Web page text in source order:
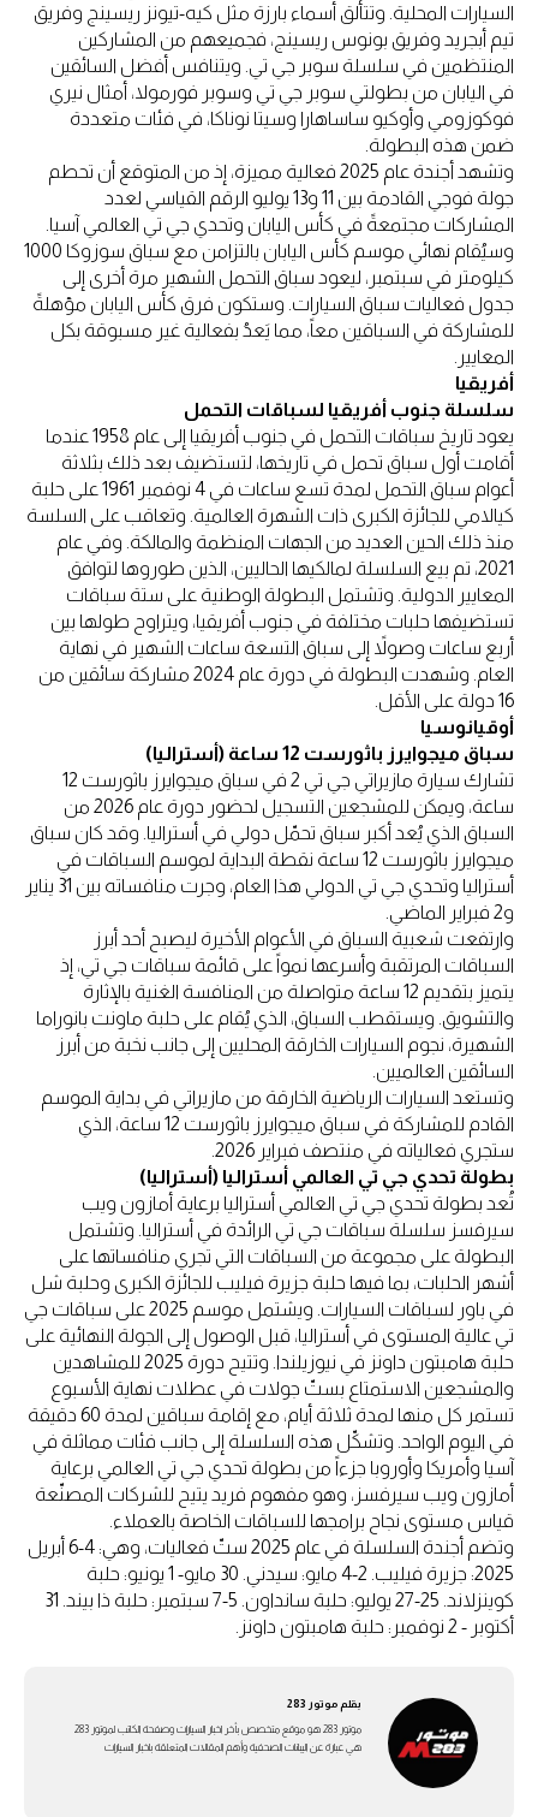
السيارات المحلية. وتتألق أسماء بارزة مثل كيه-تيونز ريسينج وفريق
تيم أبجريد وفريق بونوس ريسينج، فجميعهم من المشاركين
المنتظمين في سلسلة سوبر جي تي. ويتنافس أفضل السائقين
في اليابان من بطولتي سوبر جي تي وسوبر فورمولا، أمثال نيري
فوكوزومي وأوكيو ساساهارا وسيتا نوناكا، في فئات متعددة
ضمن هذه البطولة.
وتشهد أجندة عام 2025 فعالية مميزة، إذ من المتوقع أن تحطم
جولة فوجي القادمة بين 11 و13 يوليو الرقم القياسي لعدد
المشاركات مجتمعةً في كأس اليابان وتحدي جي تي العالمي آسيا.
وسيُقام نهائي موسم كأس اليابان بالتزامن مع سباق سوزوكا 1000
كيلومتر في سبتمبر، ليعود سباق التحمل الشهير مرة أخرى إلى
جدول فعاليات سباق السيارات. وستكون فرق كأس اليابان مؤهلةً
للمشاركة في السباقين معاً، مما يَعدُ بفعالية غير مسبوقة بكل
المعايير.
أفريقيا
سلسلة جنوب أفريقيا لسباقات التحمل
يعود تاريخ سباقات التحمل في جنوب أفريقيا إلى عام 1958 عندما
أقامت أول سباق تحمل في تاريخها، لتستضيف بعد ذلك بثلاثة
أعوام سباق التحمل لمدة تسع ساعات في 4 نوفمبر 1961 على حلبة
كيالامي للجائزة الكبرى ذات الشهرة العالمية. وتعاقب على السلسة
منذ ذلك الحين العديد من الجهات المنظمة والمالكة. وفي عام
2021، تم بيع السلسلة لمالكيها الحاليين، الذين طوروها لتوافق
المعايير الدولية. وتشتمل البطولة الوطنية على ستة سباقات
تستضيفها حلبات مختلفة في جنوب أفريقيا، ويتراوح طولها بين
أربع ساعات وصولاً إلى سباق التسعة ساعات الشهير في نهاية
العام. وشهدت البطولة في دورة عام 2024 مشاركة سائقين من
16 دولة على الأقل.
أوقيانوسيا
سباق ميجوايرز باثورست 12 ساعة (أستراليا)
تشارك سيارة مازيراتي جي تي 2 في سباق ميجوايرز باثورست 12
ساعة، ويمكن للمشجعين التسجيل لحضور دورة عام 2026 من
السباق الذي يُعد أكبر سباق تحمّل دولي في أستراليا. وقد كان سباق
ميجوايرز باثورست 12 ساعة نقطة البداية لموسم السباقات في
أستراليا وتحدي جي تي الدولي هذا العام، وجرت منافساته بين 31 يناير
و2 فبراير الماضي.
وارتفعت شعبية السباق في الأعوام الأخيرة ليصبح أحد أبرز
السباقات المرتقبة وأسرعها نمواً على قائمة سباقات جي تي، إذ
يتميز بتقديم 12 ساعة متواصلة من المنافسة الغنية بالإثارة
والتشويق. ويستقطب السباق، الذي يُقام على حلبة ماونت بانوراما
الشهيرة، نجوم السيارات الخارقة المحليين إلى جانب نخبة من أبرز
السائقين العالميين.
وتستعد السيارات الرياضية الخارقة من مازيراتي في بداية الموسم
القادم للمشاركة في سباق ميجوايرز باثورست 12 ساعة، الذي
ستجري فعالياته في منتصف فبراير 2026.
بطولة تحدي جي تي العالمي أستراليا (أستراليا)
تُعد بطولة تحدي جي تي العالمي أستراليا برعاية أمازون ويب
سيرفسز سلسلة سباقات جي تي الرائدة في أستراليا. وتشتمل
البطولة على مجموعة من السباقات التي تجري منافساتها على
أشهر الحلبات، بما فيها حلبة جزيرة فيليب للجائزة الكبرى وحلبة شل
في باور لسباقات السيارات. ويشتمل موسم 2025 على سباقات جي
تي عالية المستوى في أستراليا، قبل الوصول إلى الجولة النهائية على
حلبة هامبتون داونز في نيوزيلندا. وتتيح دورة 2025 للمشاهدين
والمشجعين الاستمتاع بستّ جولات في عطلات نهاية الأسبوع
تستمر كل منها لمدة ثلاثة أيام، مع إقامة سباقين لمدة 60 دقيقة
في اليوم الواحد. وتشكّل هذه السلسلة إلى جانب فئات مماثلة في
آسيا وأمريكا وأوروبا جزءاً من بطولة تحدي جي تي العالمي برعاية
أمازون ويب سيرفسز، وهو مفهوم فريد يتيح للشركات المصنّعة
قياس مستوى نجاح برامجها للسباقات الخاصة بالعملاء.
وتضم أجندة السلسلة في عام 2025 ستّ فعاليات، وهي: 4-6 أبريل
2025: جزيرة فيليب. 2-4 مايو: سيدني. 30 مايو- 1 يونيو: حلبة
كوينزلاند. 25-27 يوليو: حلبة سانداون. 5-7 سبتمبر: حلبة ذا بيند. 31
أكتوبر - 2 نوفمبر: حلبة هامبتون داونز.
بقلمموتور 283
موتور 283 هو موقع متخصص بأخر اخبار السيارات وصفحة الكاتب لموتور 283
هي عبارة عن اليبانات الصحفية وأهم المقالات المتعلقة باخبار السيارات